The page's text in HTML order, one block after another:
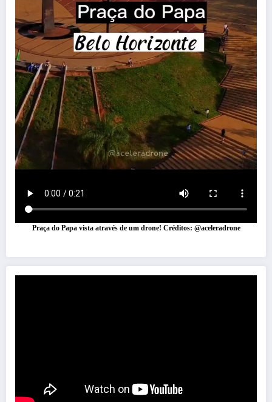
Praça do Papa vista através de um drone! Créditos: @aceleradrone